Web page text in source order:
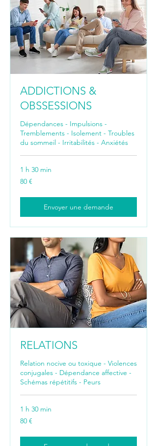
ADDICTIONS &
OBSSESSIONS
Dépendances - Impulsions -
Tremblements - Isolement - Troubles
du sommeil - Irritabilités - Anxiétés
1 h 30 min
80
euros
80 €
Envoyer une demande
RELATIONS
Relation nocive ou toxique - Violences
conjugales - Dépendance affective -
Schémas répétitifs - Peurs
1 h 30 min
80
euros
80 €